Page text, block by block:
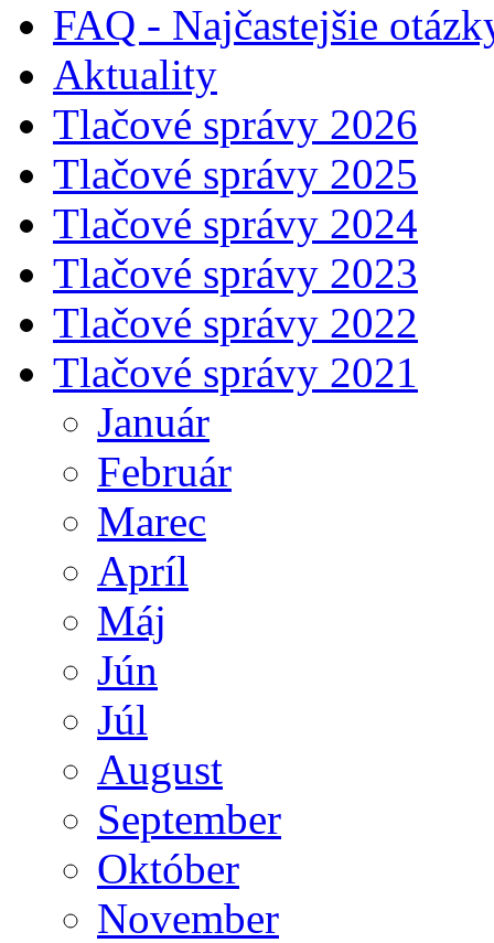
FAQ - Najčastejšie
Aktuality
Tlačové správy 2026
Tlačové správy 2025
Tlačové správy 2024
Tlačové správy 2023
Tlačové správy 2022
Tlačové správy 2021
Január
Február
Marec
Apríl
Máj
Jún
Júl
August
September
Október
November